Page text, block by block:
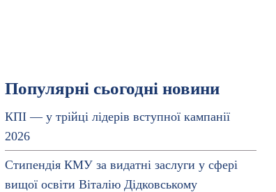
Популярні сьогодні новини
КПІ — у трійці лідерів вступної кампанії
2026
Стипендія КМУ за видатні заслуги у сфері
вищої освіти Віталію Дідковському